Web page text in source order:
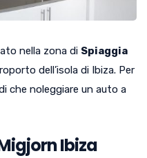
nella zona di Spiaggia
dell’isola di Ibiza. Per
che noleggiare un auto a
Ibiza